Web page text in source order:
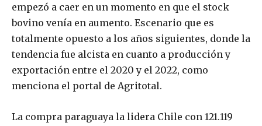
empezó a caer en un momento en que el stock
bovino venía en aumento. Escenario que es
totalmente opuesto a los años siguientes, donde la
tendencia fue alcista en cuanto a producción y
exportación entre el 2020 y el 2022, como
menciona el portal de Agritotal.
La compra paraguaya la lidera Chile con 121.119